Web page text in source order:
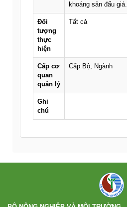
khoáng sản đấu giá.
Đối
tượng
thực
hiện
Tất cả
Cấp cơ
quan
quản lý
Cấp Bộ, Ngành
Ghi
chú